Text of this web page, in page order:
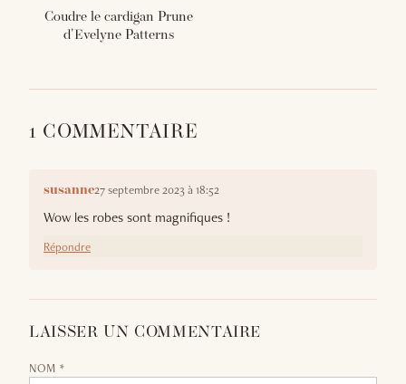
Coudre le cardigan Prune
d'Evelyne Patterns
1 COMMENTAIRE
susanne27 septembre 2023 à 18:52
Wow les robes sont magnifiques !
Répondre
LAISSER UN COMMENTAIRE
NOM *